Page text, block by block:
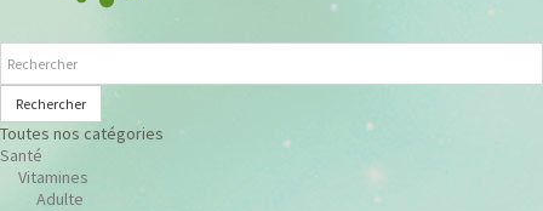
Rechercher
Toutes nos catégories
Santé
Vitamines
Adulte